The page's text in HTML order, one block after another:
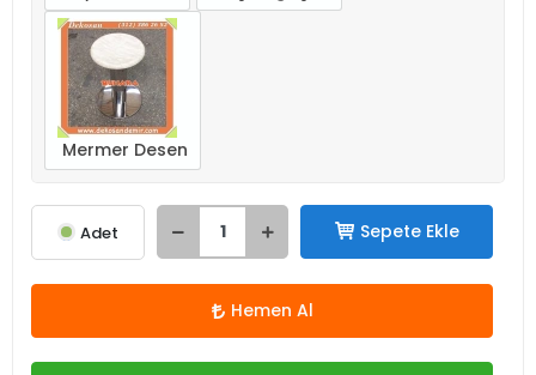
Mermer Desen
Adet Sepete Ekle
Hemen Al